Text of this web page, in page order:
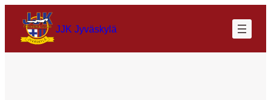
JJK Jyväskylä